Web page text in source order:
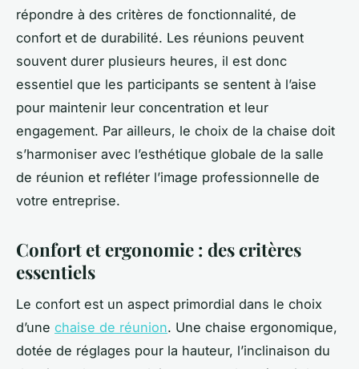
répondre à des critères de fonctionnalité, de
confort et de durabilité. Les réunions peuvent
souvent durer plusieurs heures, il est donc
essentiel que les participants se sentent à l’aise
pour maintenir leur concentration et leur
engagement. Par ailleurs, le choix de la chaise doit
s’harmoniser avec l’esthétique globale de la salle
de réunion et refléter l’image professionnelle de
votre entreprise.
Confort et ergonomie : des critères
essentiels
Le confort est un aspect primordial dans le choix
d’une chaise de réunion. Une chaise ergonomique,
dotée de réglages pour la hauteur, l’inclinaison du